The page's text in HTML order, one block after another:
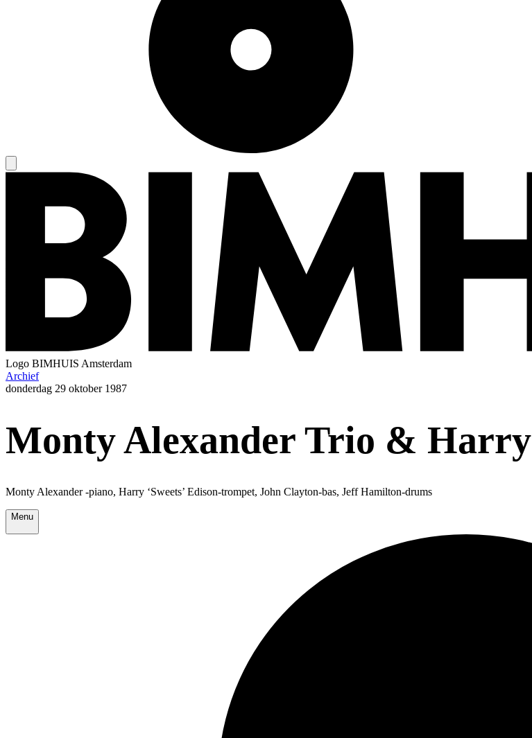
Logo BIMHUIS Amsterdam
Archief
donderdag 29 oktober 1987
Monty Alexander Trio & Harry
Monty Alexander -piano, Harry ‘Sweets’ Edison-trompet, John Clayton-bas, Jeff Hamilton-drums
Menu